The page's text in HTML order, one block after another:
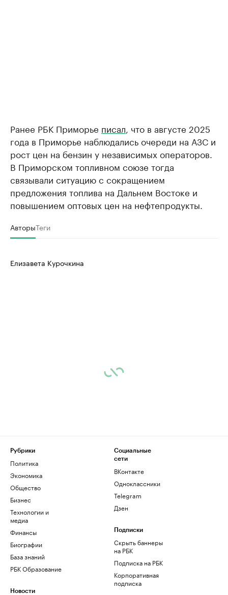
Ранее РБК Приморье писал , что в августе 2025
года в Приморье наблюдались очереди на АЗС и
рост цен на бензин у независимых операторов.
В Приморском топливном союзе тогда
связывали ситуацию с сокращением
предложения топлива на Дальнем Востоке и
повышением оптовых цен на нефтепродукты.
АвторыТеги
Елизавета Курочкина
Рубрики
Политика
Экономика
Общество
Бизнес
Технологии и
медиа
Финансы
Биографии
База знаний
РБК Образование
Новости
Социальные
сети
ВКонтакте
Одноклассники
Telegram
Дзен
Подписки
Скрыть баннеры
на РБК
Подписка на РБК
Корпоративная
подписка